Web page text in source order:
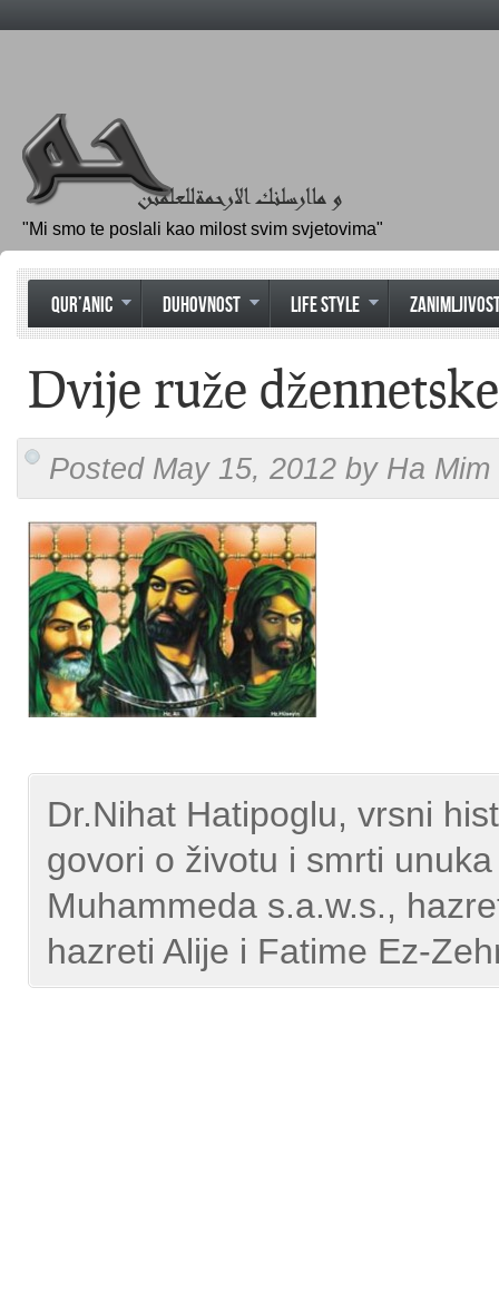
"Mi smo te poslali kao milost svim svjetovima"
QUR’ANIC DUHOVNOST LIFE STYLE
Dvije ruže džennetske
Posted May 15, 2012 by Ha Mim
Dr.Nihat Hatipoglu, vrsni
govori o životu i smrti
Muhammeda s.a.w.s.,
hazreti Alije i Fatime Ez-